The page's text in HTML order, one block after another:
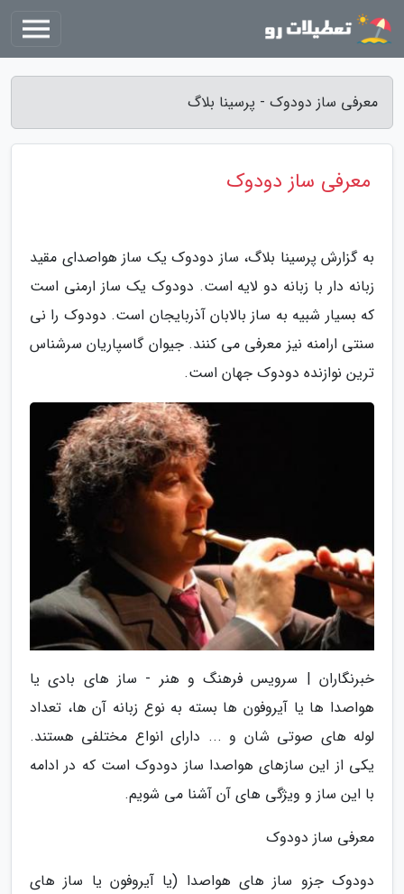
معرفی ساز دودوک - پرسینا بلاگ
معرفی ساز دودوک
به گزارش پرسینا بلاگ، ساز دودوک یک ساز هواصدای مقید
زبانه دار با زبانه دو لایه است. دودوک یک ساز ارمنی است
که بسیار شبیه به ساز بالابان آذربایجان است. دودوک را نی
سنتی ارامنه نیز معرفی می کنند. جیوان گاسپاریان سرشناس
ترین نوازنده دودوک جهان است.
خبرنگاران | سرویس فرهنگ و هنر - ساز های بادی یا
هواصدا ها یا آیروفون ها بسته به نوع زبانه آن ها، تعداد
لوله های صوتی شان و ... دارای انواع مختلفی هستند.
یکی از این سازهای هواصدا ساز دودوک است که در ادامه
با این ساز و ویژگی های آن آشنا می شویم.
معرفی ساز دودوک
دودوک جزو ساز های هواصدا (یا آیروفون یا ساز های